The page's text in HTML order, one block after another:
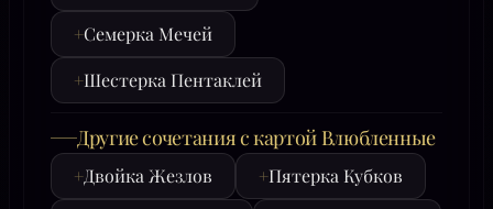
+Семерка Мечей
+Шестерка Пентаклей
Другие сочетания с картой Влюбленные
+Двойка Жезлов +Пятерка Кубков